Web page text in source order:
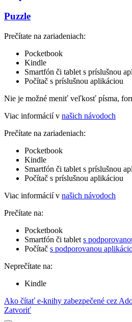
Puzzle
Prečítate na zariadeniach:
Pocketbook
Kindle
Smartfón či tablet s príslušnou
Počítač s príslušnou aplikáciou
Nie je možné meniť veľkosť písma,
Viac informácií v našich návodoch
Prečítate na zariadeniach:
Pocketbook
Kindle
Smartfón či tablet s príslušnou
Počítač s príslušnou aplikáciou
Viac informácií v našich návodoch
Prečítate na:
Pocketbook
Smartfón či tablet s
Počítač s podporovanou
Neprečítate na:
Kindle
Ako čítať e-knihy zabezpečené cez
Zatvoriť